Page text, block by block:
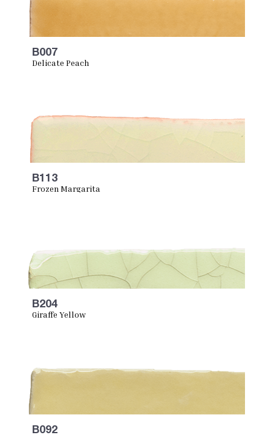
B007
Delicate Peach
B113
Frozen Margarita
B204
Giraffe Yellow
B092